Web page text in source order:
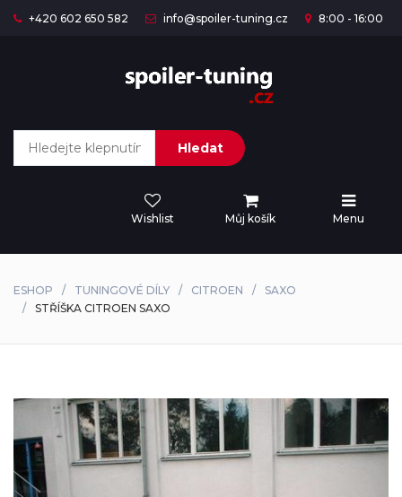
+420 602 650 582 info@spoiler-tuning.cz 8:00 - 16:00
Hledat
Wishlist Můj košík Menu
ESHOP TUNINGOVÉ DÍLY CITROEN
SAXO
STŘÍŠKA CITROEN SAXO